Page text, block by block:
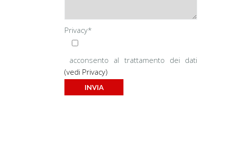
Privacy*
acconsento al trattamento dei dati
(vedi Privacy)